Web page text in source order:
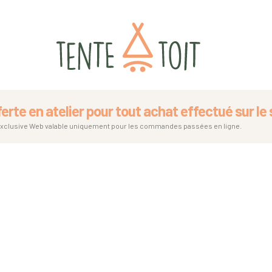
en atelier pour tout achat effectué sur le
Web valable uniquement pour les commandes passées en ligne.